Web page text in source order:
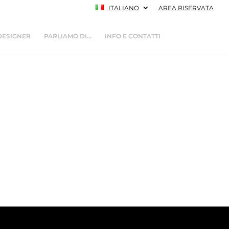
ITALIANO AREA RISERVATA
PARLIAMO DI… INFO E CONTATTI